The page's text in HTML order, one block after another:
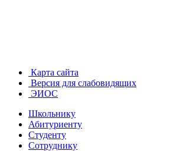
Карта сайта
Версия для слабовидящих
ЭИОС
Школьнику
Абитуриенту
Студенту
Сотруднику